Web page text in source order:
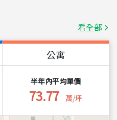
看全部
公寓
半年內平均單價
73.77 萬/坪